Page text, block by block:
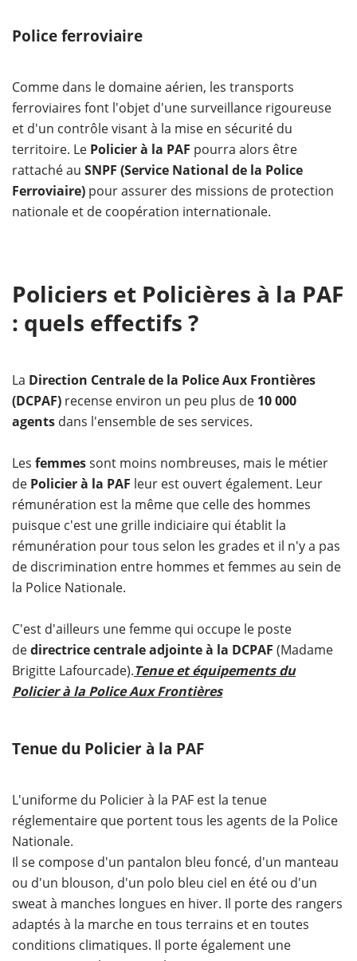
Police ferroviaire
Comme dans le domaine aérien, les transports
ferroviaires font l'objet d'une surveillance rigoureuse
et d'un contrôle visant à la mise en sécurité du
territoire. Le Policier à la PAF pourra alors être
rattaché au SNPF (Service National de la Police
Ferroviaire) pour assurer des missions de protection
nationale et de coopération internationale.
Policiers et Policières à la PAF
: quels effectifs ?
La Direction Centrale de la Police Aux Frontières
(DCPAF) recense environ un peu plus de 10 000
agents dans l'ensemble de ses services.
Les femmessont moins nombreuses, mais le métier
de Policier à la PAF leur est ouvert également. Leur
rémunération est la même que celle des hommes
puisque c'est une grille indiciaire qui établit la
rémunération pour tous selon les grades et il n'y a pas
de discrimination entre hommes et femmes au sein de
la Police Nationale.
C'est d'ailleurs une femme qui occupe le poste
dedirectrice centrale adjointe à la DCPAF (Madame
Brigitte Lafourcade).Tenue et équipements du
Policier à la Police Aux Frontières
Tenue du Policier à la PAF
L'uniforme du Policier à la PAF est la tenue
réglementaire que portent tous les agents de la Police
Nationale.
Il se compose d'un pantalon bleu foncé, d'un manteau
ou d'un blouson, d'un polo bleu ciel en été ou d'un
sweat à manches longues en hiver. Il porte des rangers
adaptés à la marche en tous terrains et en toutes
conditions climatiques. Il porte également une